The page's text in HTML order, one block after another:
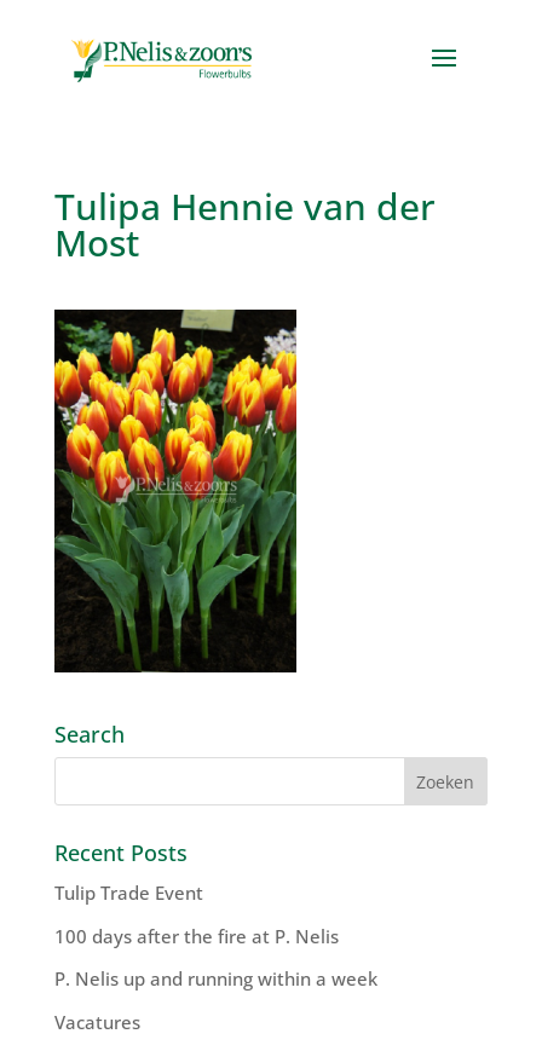
Tulipa Hennie van der
Most
Search
Recent Posts
Tulip Trade Event
100 days after the fire at P. Nelis
P. Nelis up and running within a week
Vacatures